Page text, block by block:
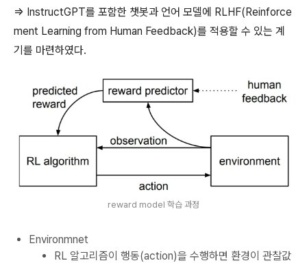
⇒ InstructGPT를 포함한 챗봇과 언어 모델에 RLHF(Reinforce
ment Learning from Human Feedback)를 적용할 수 있는 계
기를 마련하였다.
reward model 학습 과정
Environmnet
RL 알고리즘이 행동(action)을 수행하면 환경이 관찰값